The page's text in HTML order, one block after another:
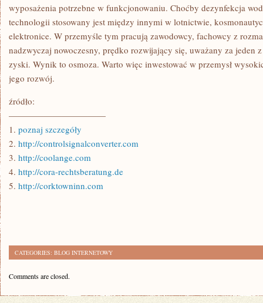
wyposażenia potrzebne w funkcjonowaniu. Choćby dezynfekcja
technologii stosowany jest między innymi w lotnictwie,
elektronice. W przemyśle tym pracują zawodowcy, fachowcy z
nadzwyczaj nowoczesny, prędko rozwijający się, uważany za jeden
zyski. Wynik to osmoza. Warto więc inwestować w przemysł
jego rozwój.
źródło:
———————————
1. poznaj szczegóły
2. http://controlsignalconverter.com
3. http://coolange.com
4. http://cora-rechtsberatung.de
5. http://corktowninn.com
CATEGORIES: BLOG INTERNETOWY
Comments are closed.